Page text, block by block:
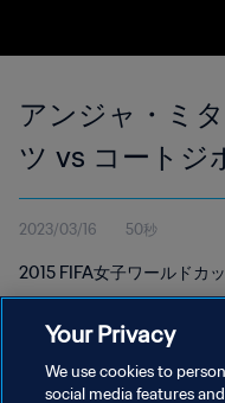
アンジャ・ミ
ツ vs コートジ
女子ワールド
2023/03/16 50秒
2015 FIFA女子ワールドカ
Your Privacy
We use cookies to
social media features